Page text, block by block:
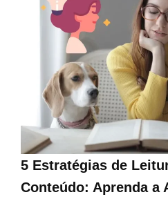
5 Estratégias de
Conteúdo: Aprenda a